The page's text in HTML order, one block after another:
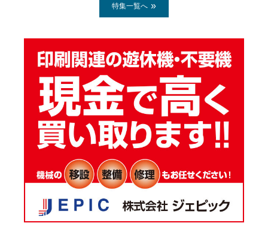
特集一覧へ